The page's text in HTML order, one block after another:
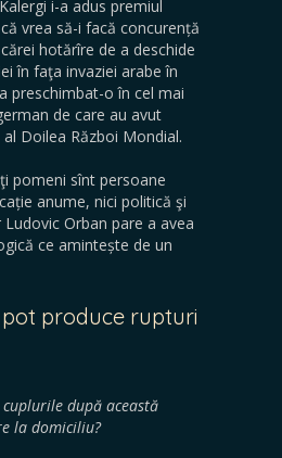
i-a adus premiul
vrea să-i facă concurență
hotărîre de a deschide
în faţa invaziei arabe în
preschimbat-o în cel mai
de care au avut
Doilea Război Mondial.
pomeni sînt persoane
anume, nici politică şi
Orban pare a avea
ce amintește de un
produce rupturi
după această
la domiciliu?